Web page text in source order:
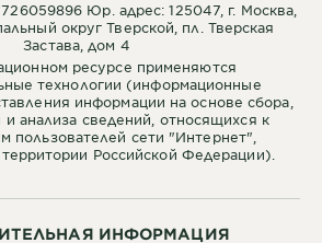
ИНФОРМАЦИЯ
Юр. адрес: 125047, г. Москва,
округ Тверской, пл. Тверская
Застава, дом 4
ресурсе применяются
технологии (информационные
информации на основе сбора,
и анализа сведений, относящихся к
пользователей сети "Интернет",
Российской Федерации).